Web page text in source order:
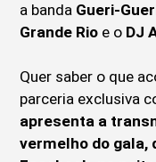
a banda Gueri-
Grande Rio e o DJ
Quer saber o que
parceria exclusiva
apresenta a
vermelho do gala,